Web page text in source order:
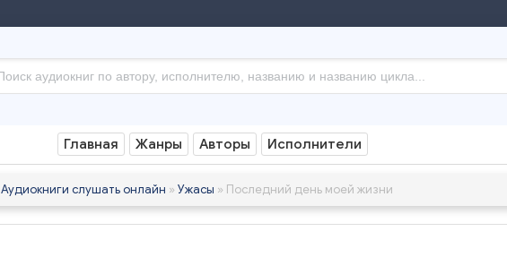
Главная Жанры Авторы Исполнители
Аудиокниги слушать онлайн » Ужасы » Последний день моей жизни